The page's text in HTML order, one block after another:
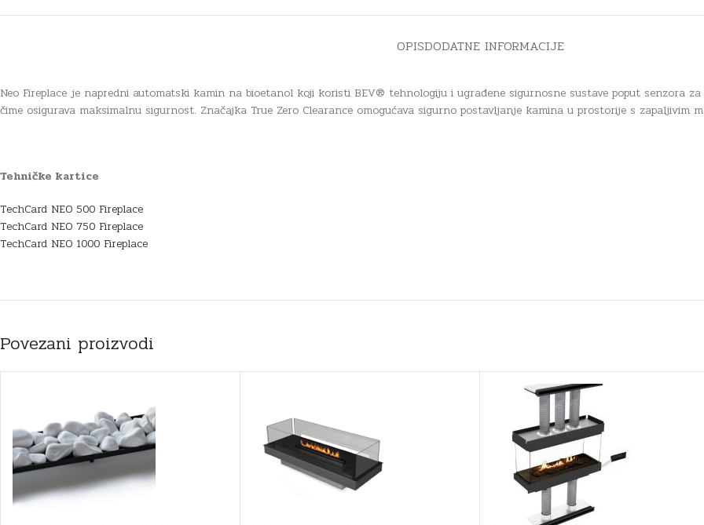
OPISDODATNE INFORMACIJE
Neo Fireplace je napredni automatski kamin na bioetanol koji koristi BEV® tehnologiju i ugrađene sigurnosne sustave poput senzora
čime osigurava maksimalnu sigurnost. Značajka True Zero Clearance omogućava sigurno postavljanje kamina u prostorije s zapaljivim
Tehničke kartice
TechCard NEO 500 Fireplace
TechCard NEO 750 Fireplace
TechCard NEO 1000 Fireplace
Povezani proizvodi